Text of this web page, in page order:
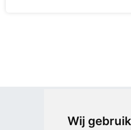
Wij